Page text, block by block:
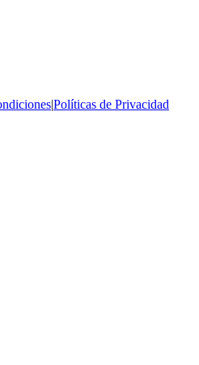
|Políticas de Privacidad